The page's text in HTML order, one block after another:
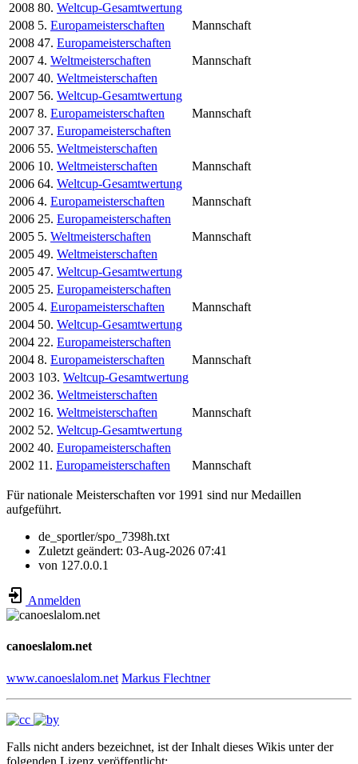
2008 80. Weltcup-Gesamtwertung
2008 5. Europameisterschaften
Mannschaft
2008 47. Europameisterschaften
2007 4. Weltmeisterschaften
Mannschaft
2007 40. Weltmeisterschaften
2007 56. Weltcup-Gesamtwertung
2007 8. Europameisterschaften
Mannschaft
2007 37. Europameisterschaften
2006 55. Weltmeisterschaften
2006 10. Weltmeisterschaften
Mannschaft
2006 64. Weltcup-Gesamtwertung
2006 4. Europameisterschaften
Mannschaft
2006 25. Europameisterschaften
2005 5. Weltmeisterschaften
Mannschaft
2005 49. Weltmeisterschaften
2005 47. Weltcup-Gesamtwertung
2005 25. Europameisterschaften
2005 4. Europameisterschaften
Mannschaft
2004 50. Weltcup-Gesamtwertung
2004 22. Europameisterschaften
2004 8. Europameisterschaften
Mannschaft
2003 103. Weltcup-Gesamtwertung
2002 36. Weltmeisterschaften
2002 16. Weltmeisterschaften
Mannschaft
2002 52. Weltcup-Gesamtwertung
2002 40. Europameisterschaften
2002 11. Europameisterschaften Mannschaft
Für nationale Meisterschaften vor 1991 sind nur Medaillen
aufgeführt.
de_sportler/spo_7398h.txt
Zuletzt geändert: 03-Aug-2026 07:41
von 127.0.0.1
Anmelden
canoeslalom.net
www.canoeslalom.net Markus Flechtner
Falls nicht anders bezeichnet, ist der Inhalt dieses Wikis unter der
folgenden Lizenz veröffentlicht: